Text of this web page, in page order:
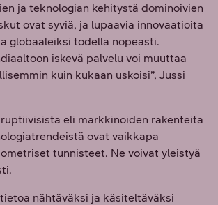
ja teknologian kehitystä dominoivien
ovat syviä, ja lupaavia innovaatioita
globaaleiksi todella nopeasti.
iskevä palvelu voi muuttaa
kuin kukaan uskoisi”, Jussi
eli markkinoiden rakenteita
ovat vaikkapa
tunnisteet. Ne voivat yleistyä
nähtäväksi ja käsiteltäväksi